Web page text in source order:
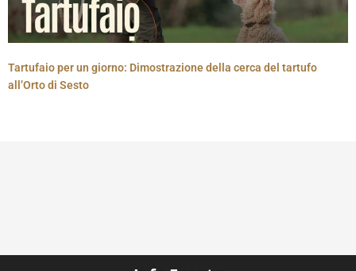
Tartufaio per un giorno: Dimostrazione della cerca del tartufo
all’Orto di Sesto